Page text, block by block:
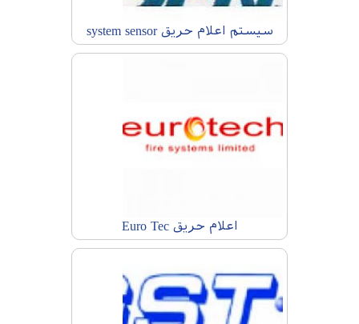
سیستم اعلام حریق system sensor
اعلام حریق Euro Tec